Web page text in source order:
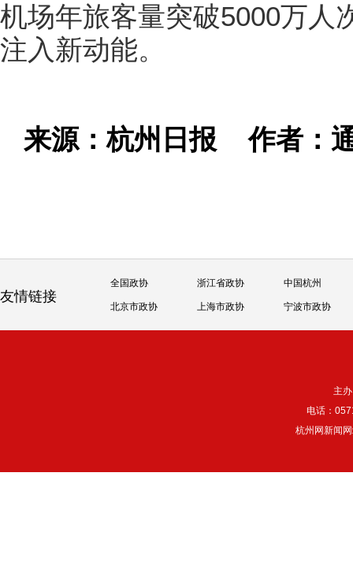
机场年旅客量突破5000万人
注入新动能。
来源：杭州日报作者：
友情链接
全国政协 浙江省政协 中国杭州
北京市政协 上海市政协 宁波市政协
主
电话：
杭州网新闻